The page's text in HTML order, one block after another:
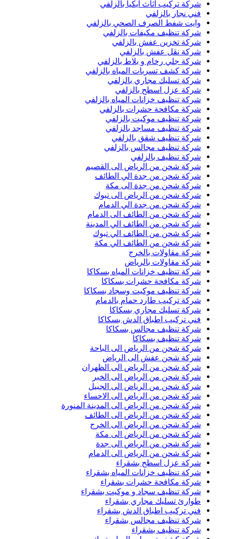
شركة تركيب اثاث ايكيا بالزلفي
فني نجار بالزلفي
وايت شفط الصرف الصحي بالزلفي
شركة تنظيف مكيفات بالزلفي
شركة تخزين عفش بالزلفي
شركة نقل عفش بالزلفي
شركة جلي رخام و بلاط بالزلفي
شركة كشف تسربات المياه بالزلفي
شركة تسليك مجاري بالزلفي
شركة عزل اسطح بالزلفي
شركة تنظيف خزانات المياه بالزلفي
شركة مكافحة حشرات بالزلفي
شركة تنظيف موكيت بالزلفي
شركة تنظيف مساجد بالزلفي
شركة تنظيف شقق بالزلفي
شركة تنظيف مجالس بالزلفي
شركة تنظيف بالزلفي
شركة شحن من الرياض الى القصيم
شركة شحن من جدة الي الطائف
شركة شحن من جدة الى مكة
شركة شحن من الرياض الى تبوك
شركة شحن من جدة الي الدمام
شركة شحن من الطائف الى الدمام
شركة شحن من الطائف الي المدينة
شركة شحن من الطائف الي تبوك
شركة شحن من الطائف الي مكة
شركة مقاولات بالخرج
شركة مقاولات بالرياض
شركة تنظيف خزانات المياه بسكاكا
شركة مكافحة حشرات بسكاكا
شركة تنظيف موكيت وسجاد بسكاكا
شركة تركيب طارد حمام بالدمام
شركة تسليك مجاري بسكاكا
فني تركيب اطباق الدش بسكاكا
شركة تنظيف مجالس بسكاكا
شركة تنظيف بسكاكا
شركة شحن من الرياض الى الباحة
شركة شحن عفش الى الرياض
شركة شحن من الرياض الى الظهران
شركة شحن من الرياض الى الخبر
شركة شحن من الرياض الى الجبيل
شركة شحن من الرياض الى الاحساء
شركة شحن من الرياض الى المدينة المنورة
شركة شحن من الرياض الى الطائف
شركة شحن من الرياض الى الخرج
شركة شحن من الرياض الى مكة
شركة شحن من الرياض الى جدة
شركة شحن من الرياض الى الدمام
شركة عزل اسطح بشقراء
شركة تنظيف خزانات المياه بشقراء
شركة مكافحة حشرات بشقراء
شركة تنظيف سجاد و موكيت بشقراء
طوارئ تسليك مجاري بشقراء
فني تركيب اطباق الدش بشقراء
شركة تنظيف مجالس بشقراء
شركة تنظيف بشقراء